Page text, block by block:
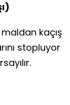
kaçış
stopluyor